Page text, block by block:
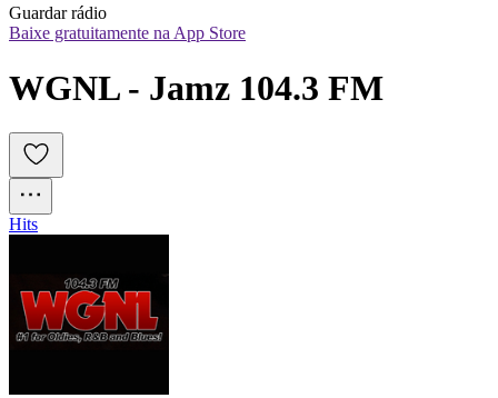
Guardar rádio
Baixe gratuitamente na App Store
Hits